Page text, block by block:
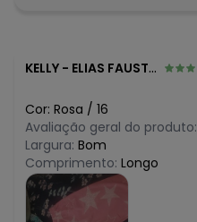
KELLY - ELIAS FAUSTO - SP
Cor: Rosa / 16
Avaliação geral do produto:
Largura: Bom
Comprimento: Longo